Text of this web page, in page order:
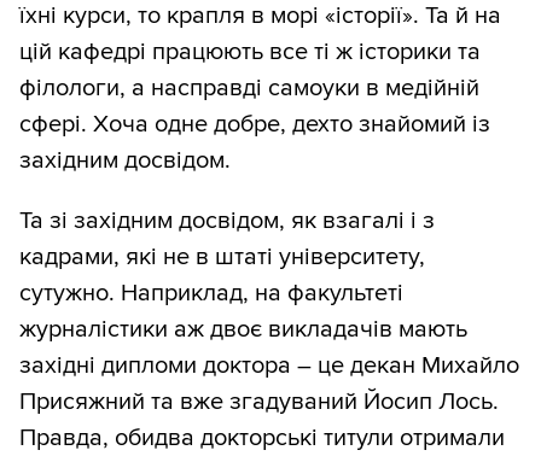
їхні курси, то крапля в морі «історії». Та й на
цій кафедрі працюють все ті ж історики та
філологи, а насправді самоуки в медійній
сфері. Хоча одне добре, дехто знайомий із
західним досвідом.
Та зі західним досвідом, як взагалі і з
кадрами, які не в штаті університету,
сутужно. Наприклад, на факультеті
журналістики аж двоє викладачів мають
західні дипломи доктора – це декан Михайло
Присяжний та вже згадуваний Йосип Лось.
Правда, обидва докторські титули отримали